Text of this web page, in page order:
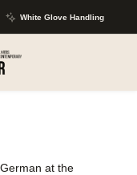
White Glove Handling
at the